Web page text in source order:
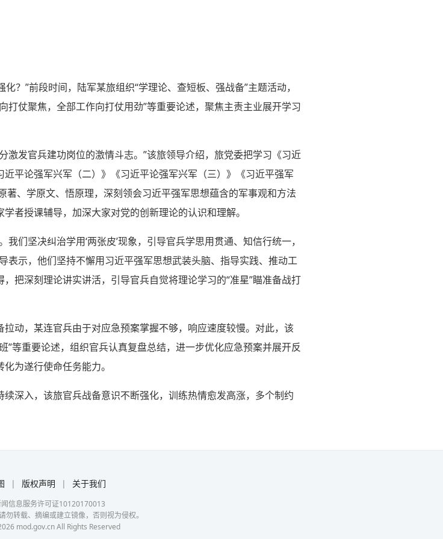
？”前段时间，陆军某旅组织“学理论、查短板、强战备”主题活动，
打仗聚焦，全部工作向打仗用劲”等重要论述，聚焦主责主业展开学习
激发官兵建功岗位的激情斗志。”该旅领导介绍，旅党委把学习《习近
平论强军兴军（二）》《习近平论强军兴军（三）》《习近平强军
、学原文、悟原理，深刻领会习近平强军思想蕴含的军事观和方法
者授课辅导，加深大家对党的创新理论的认识和理解。
们坚决纠治学用‘两张皮’现象，引导官兵学思用贯通、知信行统一，
表示，他们坚持不懈用习近平强军思想武装头脑、指导实践、推动工
把深刻理论讲实讲活，引导官兵自觉将理论学习的“准星”瞄准备战打
动，某连官兵由于对应急预案掌握不够，响应速度较慢。对此，该
等重要论述，组织官兵认真复盘总结，进一步优化应急预案并展开反
为遂行使命任务能力。
深入，该旅官兵战备意识不断强化，训练热情愈发高涨，多个制约
| 版权声明 | 关于我们
信息服务许可证10120170013
勿转载、摘编或建立镜像，否则视为侵权。
mod.gov.cn All Rights Reserved